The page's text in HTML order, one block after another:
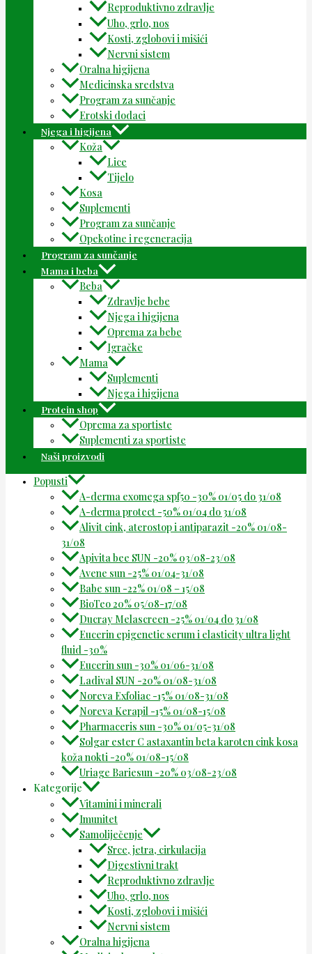
Reproduktivno zdravlje
Uho, grlo, nos
Kosti, zglobovi i mišići
Nervni sistem
Oralna higijena
Medicinska sredstva
Program za sunčanje
Erotski dodaci
Njega i higijena
Koža
Lice
Tijelo
Kosa
Suplementi
Program za sunčanje
Opekotine i regeneracija
Program za sunčanje
Mama i beba
Beba
Zdravlje bebe
Njega i higijena
Oprema za bebe
Igračke
Mama
Suplementi
Njega i higijena
Protein shop
Oprema za sportiste
Suplementi za sportiste
Naši proizvodi
Popusti
A-derma exomega spf50 -30% 01/05 do 31/08
A-derma protect -50% 01/04 do 31/08
Alivit cink, aterostop i antiparazit -20% 01/08-
31/08
Apivita bee SUN -20% 03/08-23/08
Avene sun -25% 01/04-31/08
Babe sun -22% 01/08 – 15/08
BioTeo 20% 05/08-17/08
Ducray Melascreen -25% 01/04 do 31/08
Eucerin epigenetic serum i elasticity ultra light
fluid -30%
Eucerin sun -30% 01/06-31/08
Ladival SUN -20% 01/08-31/08
Noreva Exfoliac -15% 01/08-31/08
Noreva Kerapil -15% 01/08-15/08
Pharmaceris sun -30% 01/05-31/08
Solgar ester C astaxantin beta karoten cink kosa
koža nokti -20% 01/08-15/08
Uriage Bariesun -20% 03/08-23/08
Kategorije
Vitamini i minerali
Imunitet
Samoliječenje
Srce, jetra, cirkulacija
Digestivni trakt
Reproduktivno zdravlje
Uho, grlo, nos
Kosti, zglobovi i mišići
Nervni sistem
Oralna higijena